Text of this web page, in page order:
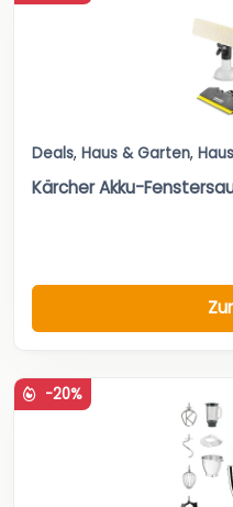
Deals, Haus & Garten,
Kärcher Akku-
-20%